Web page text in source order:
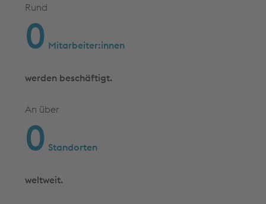
Rund
0 Mitarbeiter:innen
werden beschäftigt.
An über
0 Standorten
weltweit.